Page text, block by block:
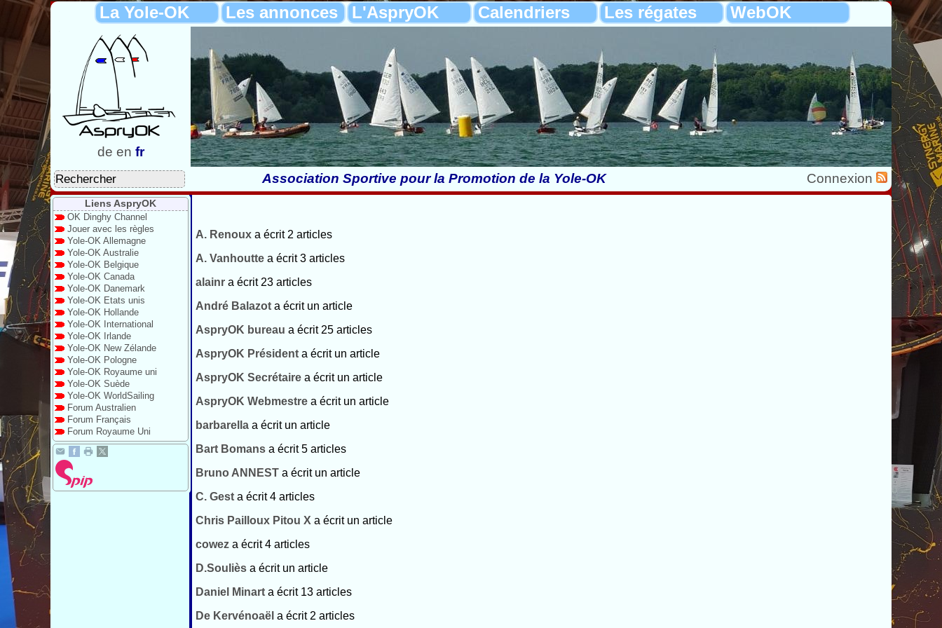
La Yole-OK Les annonces L'AspryOK Calendriers Les régates WebOK
de en fr
Association Sportive pour la Promotion de la Yole-OK
Connexion
Liens AspryOK
OK Dinghy Channel
Jouer avec les règles
Yole-OK Allemagne
Yole-OK Australie
Yole-OK Belgique
Yole-OK Canada
Yole-OK Danemark
Yole-OK Etats unis
Yole-OK Hollande
Yole-OK International
Yole-OK Irlande
Yole-OK New Zélande
Yole-OK Pologne
Yole-OK Royaume uni
Yole-OK Suède
Yole-OK WorldSailing
Forum Australien
Forum Français
Forum Royaume Uni
A. Renoux a écrit 2 articles
A. Vanhoutte a écrit 3 articles
alainr a écrit 23 articles
André Balazot a écrit un article
AspryOK bureau a écrit 25 articles
AspryOK Président a écrit un article
AspryOK Secrétaire a écrit un article
AspryOK Webmestre a écrit un article
barbarella a écrit un article
Bart Bomans a écrit 5 articles
Bruno ANNEST a écrit un article
C. Gest a écrit 4 articles
Chris Pailloux Pitou X a écrit un article
cowez a écrit 4 articles
D.Souliès a écrit un article
Daniel Minart a écrit 13 articles
De Kervénoaël a écrit 2 articles